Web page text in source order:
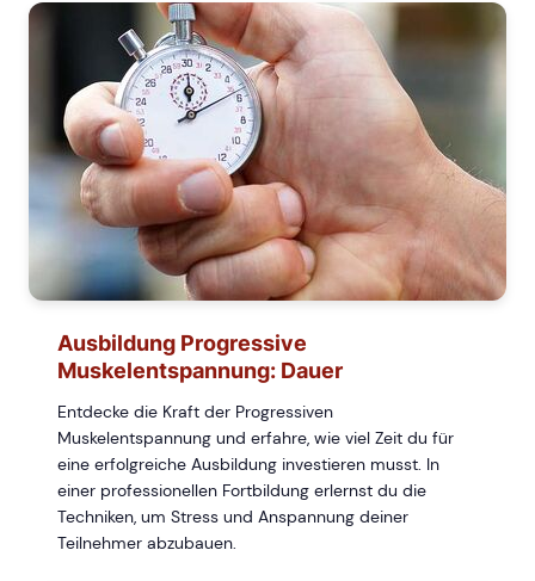
Ausbildung Progressive
Muskelentspannung: Dauer
Entdecke die Kraft der Progressiven
Muskelentspannung und erfahre, wie viel Zeit du für
eine erfolgreiche Ausbildung investieren musst. In
einer professionellen Fortbildung erlernst du die
Techniken, um Stress und Anspannung deiner
Teilnehmer abzubauen.